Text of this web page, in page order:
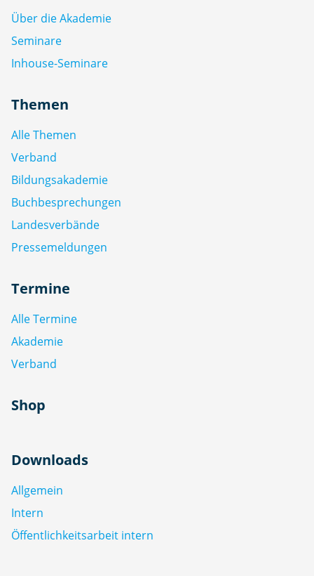
Über die Akademie
Seminare
Inhouse-Seminare
Themen
Alle Themen
Verband
Bildungsakademie
Buchbesprechungen
Landesverbände
Pressemeldungen
Termine
Alle Termine
Akademie
Verband
Shop
Downloads
Allgemein
Intern
Öffentlichkeitsarbeit intern